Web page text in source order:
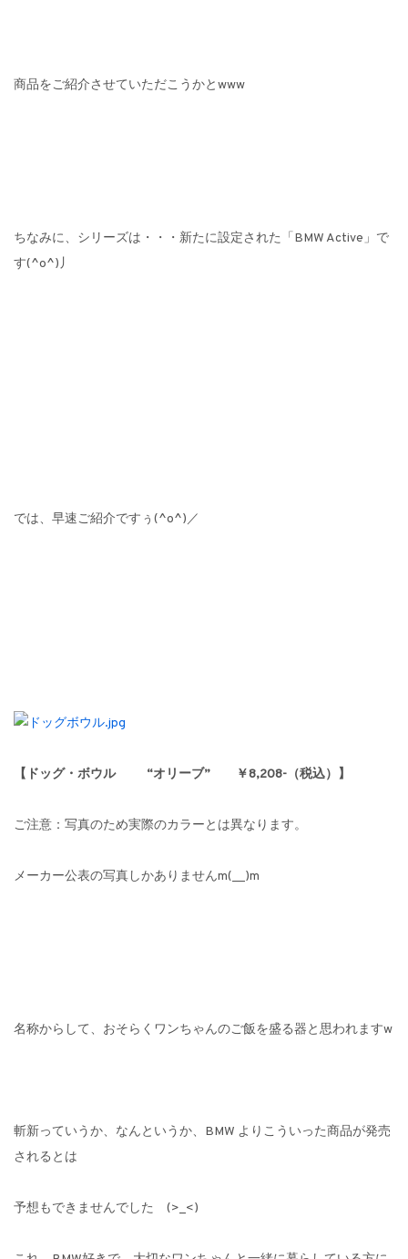
商品をご紹介させていただこうかとwww
ちなみに、シリーズは・・・新たに設定された「BMW Active」で
す(^o^)丿
では、早速ご紹介ですぅ(^o^)／
【ドッグ・ボウル “オリーブ” ￥8,208-（税込）】
ご注意：写真のため実際のカラーとは異なります。
メーカー公表の写真しかありませんm(__)m
名称からして、おそらくワンちゃんのご飯を盛る器と思われますw
斬新っていうか、なんというか、BMW よりこういった商品が発売
されるとは
予想もできませんでした (>_<)